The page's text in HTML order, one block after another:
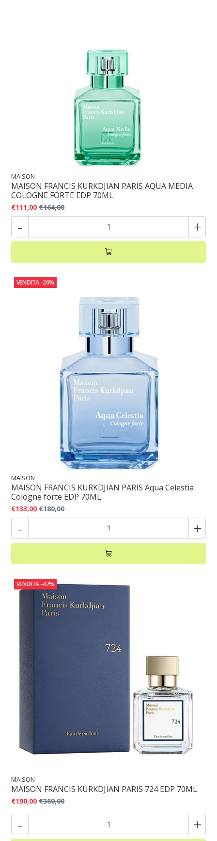
MAISON
MAISON FRANCIS KURKDJIAN PARIS AQUA MEDIA
COLOGNE FORTE EDP 70ML
€111,00 €164,00
- +
VENDITA -26%
MAISON
MAISON FRANCIS KURKDJIAN PARIS Aqua Celestia
Cologne forte EDP 70ML
€133,00 €180,00
- +
VENDITA -47%
MAISON
MAISON FRANCIS KURKDJIAN PARIS 724 EDP 70ML
€190,00 €360,00
- +